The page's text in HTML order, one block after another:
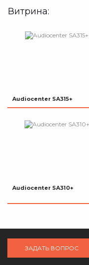
Витрина:
Audiocenter SA315+
Audiocenter SA310+
ЗАДАТЬ ВОПРОС